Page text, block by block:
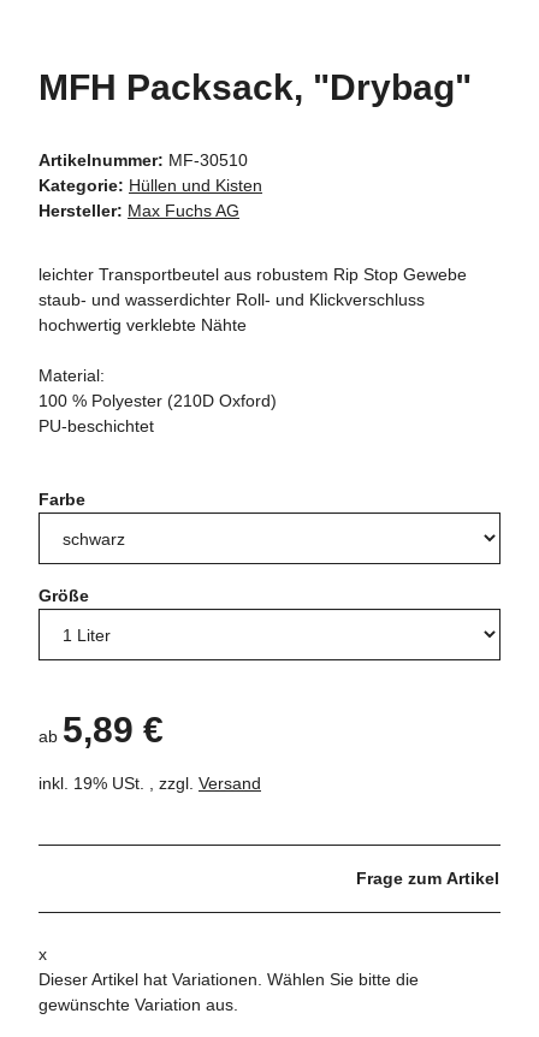
MFH Packsack, "Drybag"
Artikelnummer: MF-30510
Kategorie: Hüllen und Kisten
Hersteller: Max Fuchs AG
leichter Transportbeutel aus robustem Rip Stop Gewebe
staub- und wasserdichter Roll- und Klickverschluss
hochwertig verklebte Nähte
Material:
100 % Polyester (210D Oxford)
PU-beschichtet
Farbe
Größe
ab 5,89 €
inkl. 19% USt. , zzgl. Versand
Frage zum Artikel
x
Dieser Artikel hat Variationen. Wählen Sie bitte die
gewünschte Variation aus.